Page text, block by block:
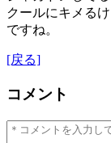
クールにキメる
ですね。
[戻る]
コメント